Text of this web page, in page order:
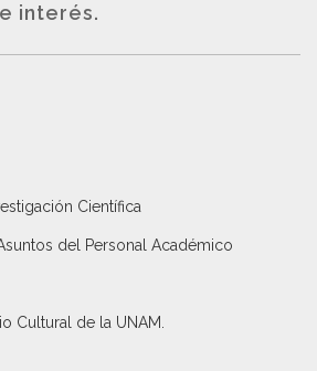
interés.
Científica
del Personal Académico
Cultural de la UNAM.